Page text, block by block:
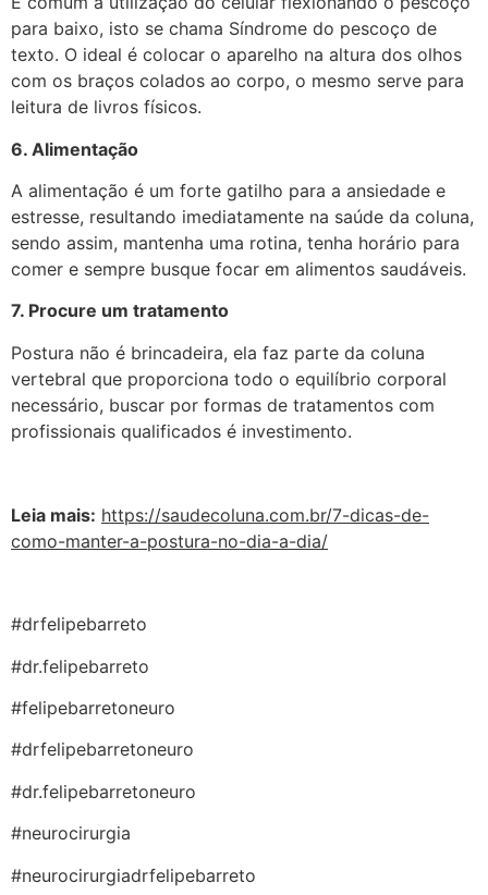
para baixo, isto se chama Síndrome do pescoço de
texto. O ideal é colocar o aparelho na altura dos olhos
com os braços colados ao corpo, o mesmo serve para
leitura de livros físicos.
6. Alimentação
A alimentação é um forte gatilho para a ansiedade e
estresse, resultando imediatamente na saúde da coluna,
sendo assim, mantenha uma rotina, tenha horário para
comer e sempre busque focar em alimentos saudáveis.
7. Procure um tratamento
Postura não é brincadeira, ela faz parte da coluna
vertebral que proporciona todo o equilíbrio corporal
necessário, buscar por formas de tratamentos com
profissionais qualificados é investimento.
Leia mais: https://saudecoluna.com.br/7-dicas-de-
como-manter-a-postura-no-dia-a-dia/
#drfelipebarreto
#dr.felipebarreto
#felipebarretoneuro
#drfelipebarretoneuro
#dr.felipebarretoneuro
#neurocirurgia
#neurocirurgiadrfelipebarreto